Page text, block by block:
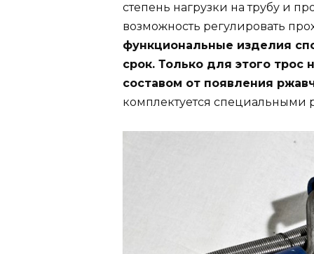
степень нагрузки на трубу и
возможность регулировать
функциональные изделия
срок. Только для этого
составом от появления
комплектуется специальными